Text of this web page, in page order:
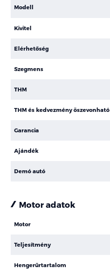
Modell
Kivitel
Elérhetőség
Szegmens
THM
THM és kedvezmény öszevonható
Garancia
Ajándék
Demó autó
Motor adatok
Motor
Teljesítmény
Hengerűrtartalom